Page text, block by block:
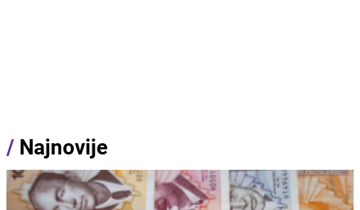
/ Najnovije